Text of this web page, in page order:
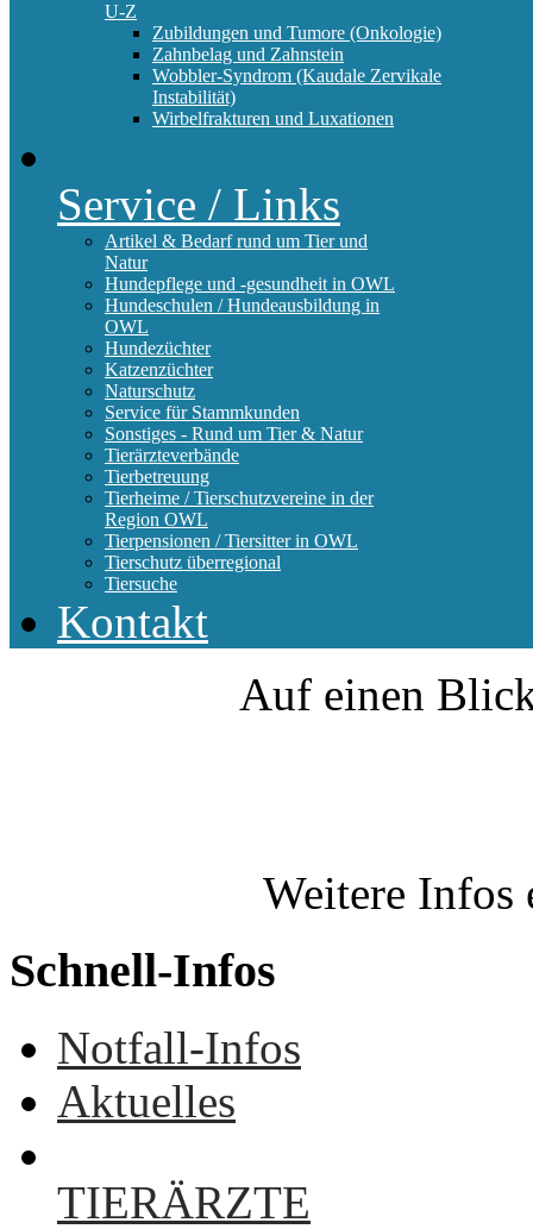
U-Z
Zubildungen und Tumore (Onkologie)
Zahnbelag und Zahnstein
Wobbler-Syndrom (Kaudale Zervikale
Instabilität)
Wirbelfrakturen und Luxationen
Service / Links
Artikel & Bedarf rund um Tier und
Natur
Hundepflege und -gesundheit in OWL
Hundeschulen / Hundeausbildung in
OWL
Hundezüchter
Katzenzüchter
Naturschutz
Service für Stammkunden
Sonstiges - Rund um Tier & Natur
Tierärzteverbände
Tierbetreuung
Tierheime / Tierschutzvereine in der
Region OWL
Tierpensionen / Tiersitter in OWL
Tierschutz überregional
Tiersuche
Kontakt
Auf einen
Weitere Infos
Schnell-Infos
Notfall-Infos
Aktuelles
TIERÄRZTE